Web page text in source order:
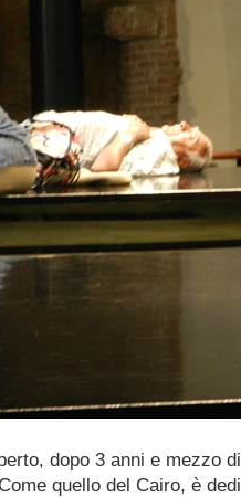
dopo 3 anni e mezzo
quello del Cairo, è